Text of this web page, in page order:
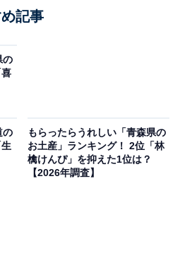
記事
の
の
もらったらうれしい「青森県の
お土産」ランキング！ 2位「林
檎けんぴ」を抑えた1位は？
【2026年調査】